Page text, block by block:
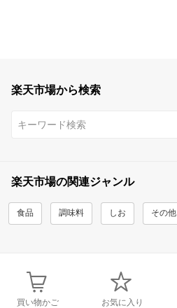
楽天市場から検索
楽天市場の関連ジャンル
食品 調味料 しお その他
買い物かご お気に入り